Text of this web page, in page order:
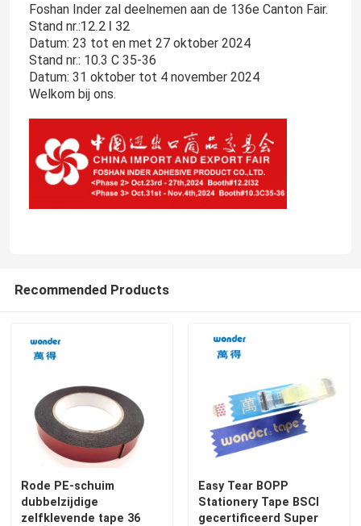
Foshan Inder zal deelnemen aan de 136e Canton Fair.
Stand nr.:12.2 I 32
Datum: 23 tot en met 27 oktober 2024
Stand nr.: 10.3 C 35-36
Datum: 31 oktober tot 4 november 2024
Welkom bij ons.
Recommended Products
Rode PE-schuim
dubbelzijdige
zelfklevende tape 36
Easy Tear BOPP
Stationery Tape BSCI
gecertificeerd Super